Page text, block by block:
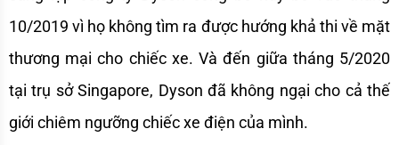
10/2019 vì họ không tìm ra được hướng khả thi về mặt
thương mại cho chiếc xe. Và đến giữa tháng 5/2020
tại trụ sở Singapore, Dyson đã không ngại cho cả thế
giới chiêm ngưỡng chiếc xe điện của mình.